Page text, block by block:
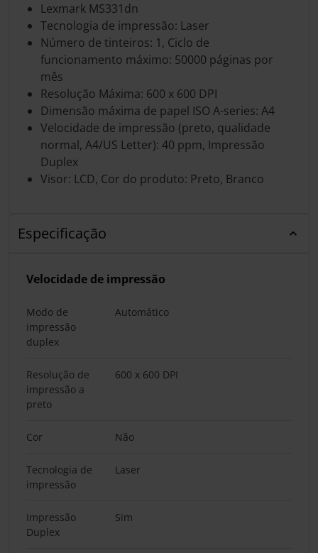
Lexmark MS331dn
Tecnologia de impressão: Laser
Número de tinteiros: 1, Ciclo de
funcionamento máximo: 50000 páginas por
mês
Resolução Máxima: 600 x 600 DPI
Dimensão máxima de papel ISO A-series: A4
Velocidade de impressão (preto, qualidade
normal, A4/US Letter): 40 ppm, Impressão
Duplex
Visor: LCD, Cor do produto: Preto, Branco
Especificação
Velocidade de impressão
Modo de
impressão
duplex
Automático
Resolução de
impressão a
preto
600 x 600 DPI
Cor Não
Tecnologia de
impressão
Laser
Impressão
Duplex
Sim